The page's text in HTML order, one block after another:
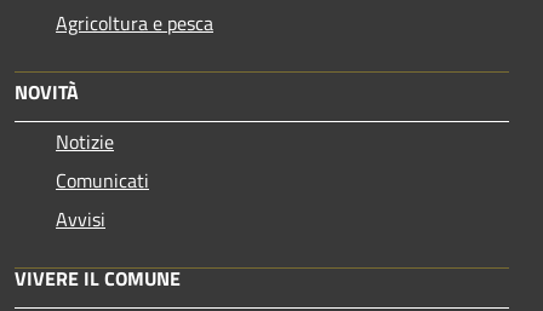
Agricoltura e pesca
NOVITÀ
Notizie
Comunicati
Avvisi
VIVERE IL COMUNE